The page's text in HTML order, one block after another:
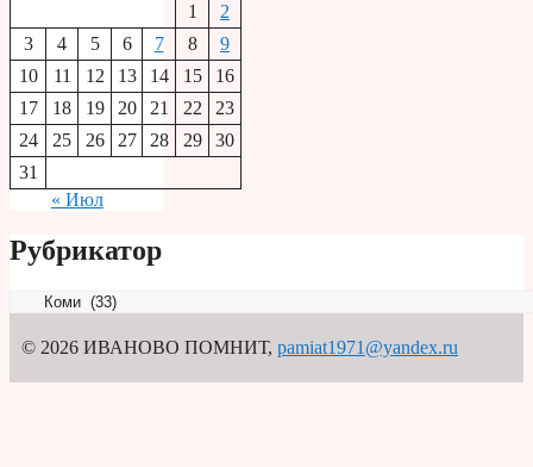
1
2
3
4 5 6 7 8
9
10
11 12 13 14 15
16
17
18 19 20 21 22
23
24
25 26 27 28 29
30
31
« Июл
Рубрикатор
Рубрикатор
© 2026 ИВАНОВО ПОМНИТ, pamiat1971@yandex.ru